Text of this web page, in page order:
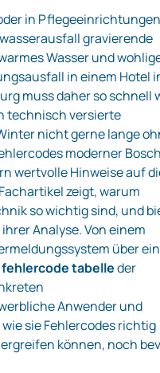
in
gravierende
Wasser und
in einem Hotel
muss daher so schnell
technisch versierte
nicht gerne lange
moderner
wertvolle Hinweise auf
zeigt, warum
so wichtig sind, und
Analyse. Von einem
über
tabelleder
Anwender und
sie Fehlercodes richtig
können, noch